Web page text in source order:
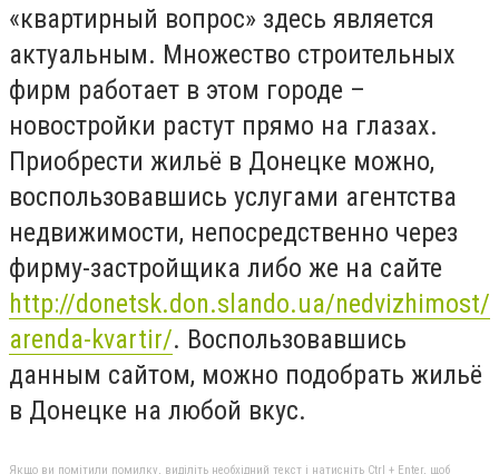
«квартирный вопрос» здесь является
актуальным. Множество строительных
фирм работает в этом городе –
новостройки растут прямо на глазах.
Приобрести жильё в Донецке можно,
воспользовавшись услугами агентства
недвижимости, непосредственно через
фирму-застройщика либо же на сайте
http://donetsk.don.slando.ua/nedvizhimost/
arenda-kvartir/. Воспользовавшись
данным сайтом, можно подобрать жильё
в Донецке на любой вкус.
Якщо ви помітили помилку, виділіть необхідний текст і натисніть Ctrl + Enter, щоб